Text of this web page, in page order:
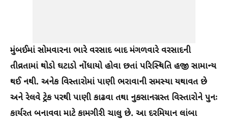
મુંબઈમાં સોમવારના ભારે વરસાદ બાદ મંગળવારે વરસાદની
તીવ્રતામાં થોડો ઘટાડો નોંધાયો હોવા છતાં પરિસ્થિતિ હજી સામાન્ય
થઈ નથી. અનેક વિસ્તારોમાં પાણી ભરાવાની સમસ્યા યથાવત છે
અને રેલવે ટ્રેક પરથી પાણી કાઢવા તથા નુકસાનગ્રસ્ત વિસ્તારોને પુનઃ
કાર્યરત બનાવવા માટે કામગીરી ચાલુ છે. આ દરમિયાન લાંબા